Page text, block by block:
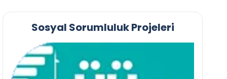
Sosyal Sorumluluk Projeleri